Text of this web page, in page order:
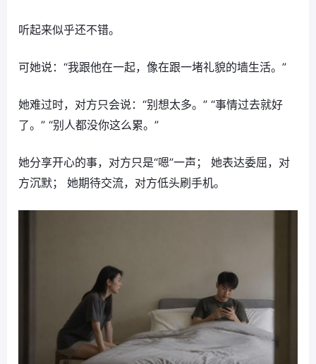
听起来似乎还不错。
可她说：“我跟他在一起，像在跟一堵礼貌的墙生活。”
她难过时，对方只会说：“别想太多。” “事情过去就好
了。” “别人都没你这么累。”
她分享开心的事，对方只是“嗯”一声； 她表达委屈，对
方沉默； 她期待交流，对方低头刷手机。